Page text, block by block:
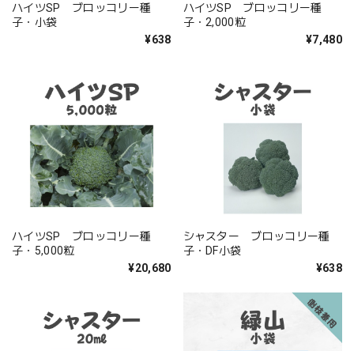
ハイツSP ブロッコリー種
子・小袋
¥638
ハイツSP ブロッコリー種
子・2,000粒
¥7,480
ハイツSP ブロッコリー種
子・5,000粒
¥20,680
シャスター ブロッコリー種
子・DF小袋
¥638